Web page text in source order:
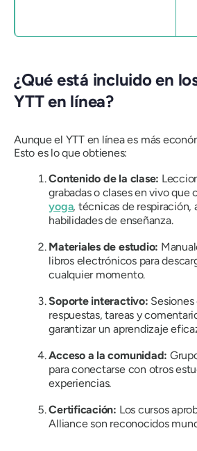
¿Qué está incluido en
YTT en línea?
Aunque el YTT en línea es más
Esto es lo que obtienes:
Contenido de la clase:
grabadas o clases en vivo que
yoga, técnicas de respiración,
habilidades de enseñanza.
Materiales de estudio:
libros electrónicos para
cualquier momento.
Soporte interactivo:
respuestas, tareas y
garantizar un aprendizaje
Acceso a la comunidad:
para conectarse con otros
experiencias.
Certificación: Los cursos
Alliance son reconocidos